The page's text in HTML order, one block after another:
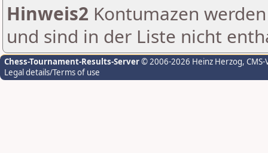
Hinweis2 Kontumazen
und sind in der Liste nicht
Chess-Tournament-Results-Server© 2006-2026 Heinz Herzog,
Legal details/Terms of use